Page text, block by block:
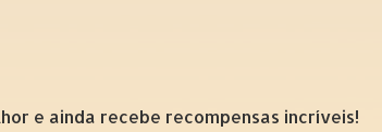
e ainda recebe recompensas incríveis!